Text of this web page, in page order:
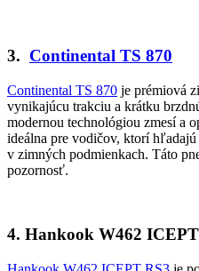
3. Continental TS 870
Continental TS 870 je prémiová
vynikajúcu trakciu a krátku
modernou technológiou zmesí a
ideálna pre vodičov, ktorí
v zimných podmienkach. Táto
pozornosť.
4. Hankook W462